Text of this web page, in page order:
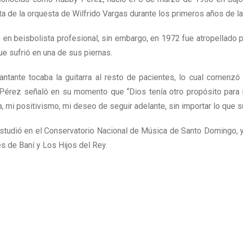
de la orquesta de Wilfrido Vargas durante los primeros años de
en beisbolista profesional, sin embargo, en 1972 fue
sufrió en una de sus piernas.
tocaba la guitarra al resto de pacientes, lo cual
señaló en su momento que “Dios tenía otro propósito
mi positivismo, mi deseo de seguir adelante, sin importar lo que
en el Conservatorio Nacional de Música de Santo
de Baní y Los Hijos del Rey.